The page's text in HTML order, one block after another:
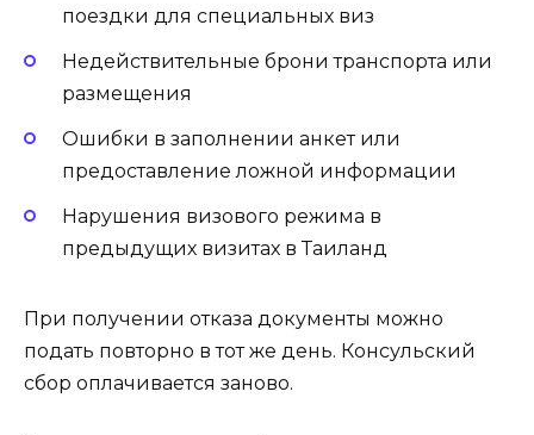
поездки для специальных виз
Недействительные брони транспорта или
размещения
Ошибки в заполнении анкет или
предоставление ложной информации
Нарушения визового режима в
предыдущих визитах в Таиланд
При получении отказа документы можно
подать повторно в тот же день. Консульский
сбор оплачивается заново.